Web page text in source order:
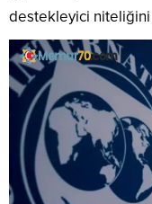
destekleyici